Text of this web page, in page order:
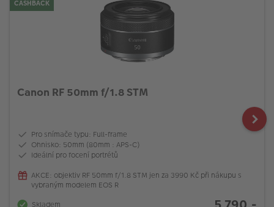
CASHBACK
Canon RF 50mm f/1.8 STM
Pro snímače typu: Full-frame
Ohnisko: 50mm (80mm : APS-C)
Ideální pro focení portrétů
AKCE: objektiv RF 50mm f/1.8 STM jen za 3990 Kč při nákupu s
vybraným modelem EOS R
Skladem